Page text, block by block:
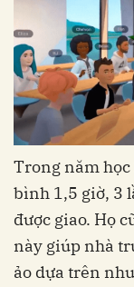
Trong năm
bình 1,5 giờ, 3
được giao. Họ
này giúp nhà
ảo dựa trên